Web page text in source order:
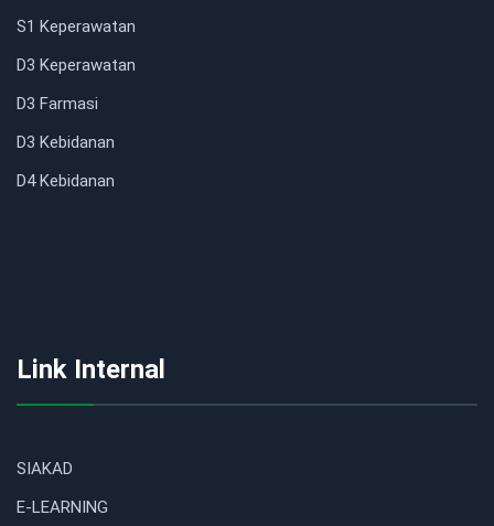
S1 Keperawatan
D3 Keperawatan
D3 Farmasi
D3 Kebidanan
D4 Kebidanan
Link Internal
SIAKAD
E-LEARNING